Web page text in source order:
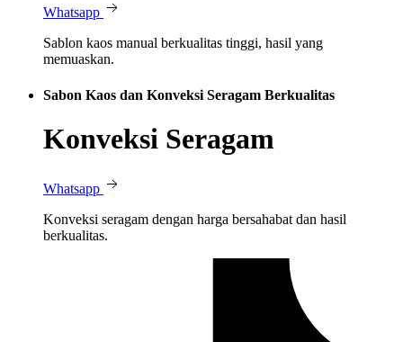
Whatsapp
Sablon kaos manual berkualitas tinggi, hasil yang
memuaskan.
Sabon Kaos dan Konveksi Seragam Berkualitas
Konveksi Seragam
Whatsapp
Konveksi seragam dengan harga bersahabat dan hasil
berkualitas.